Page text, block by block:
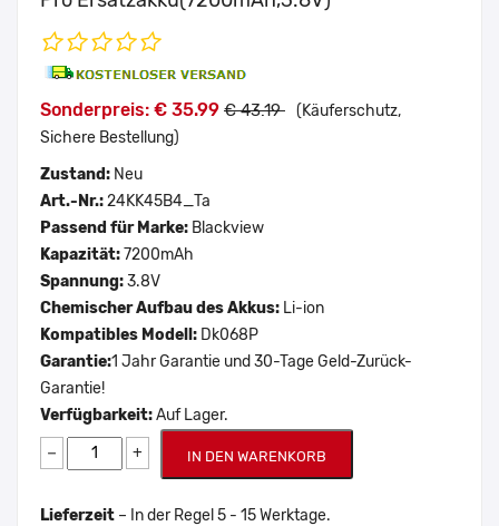
Sonderpreis: € 35.99 € 43.19 (Käuferschutz,
Sichere Bestellung)
Zustand: Neu
Art.-Nr.:24KK45B4_Ta
Passend für Marke: Blackview
Kapazität:7200mAh
Spannung:3.8V
Chemischer Aufbau des Akkus: Li-ion
Kompatibles Modell: Dk068P
Garantie:1 Jahr Garantie und 30-Tage Geld-Zurück-
Garantie!
Verfügbarkeit:Auf Lager.
− + IN DEN WARENKORB
Lieferzeit – In der Regel 5 - 15 Werktage.